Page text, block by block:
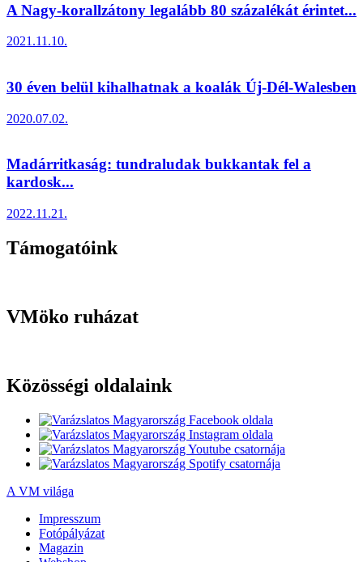
A Nagy-korallzátony legalább 80 százalékát érintet...
2021.11.10.
30 éven belül kihalhatnak a koalák Új-Dél-Walesben
2020.07.02.
Madárritkaság: tundraludak bukkantak fel a
kardosk...
2022.11.21.
Támogatóink
VMöko ruházat
Közösségi oldalaink
A VM világa
Impresszum
Fotópályázat
Magazin